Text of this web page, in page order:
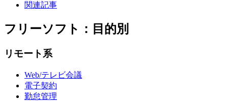
関連記事
フリーソフト：目的別
リモート系
Web/テレビ会議
電子契約
勤怠管理